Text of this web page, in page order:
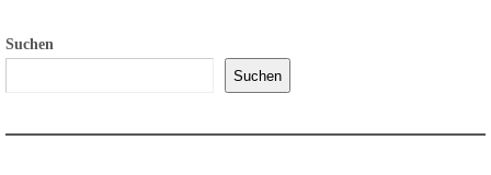
Suchen
Suchen